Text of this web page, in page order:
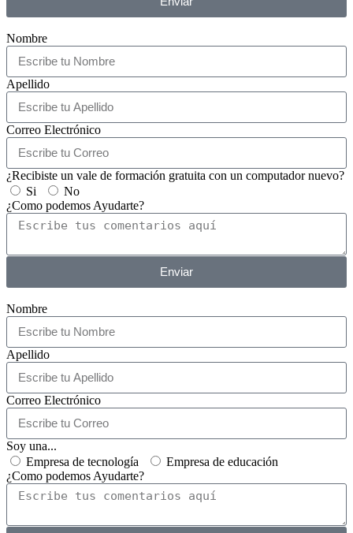
Nombre
Apellido
Correo Electrónico
¿Recibiste un vale de formación gratuita con un computador nuevo?
Si
No
Nombre
Apellido
Correo Electrónico
Soy una...
Empresa de tecnología
Empresa de educación